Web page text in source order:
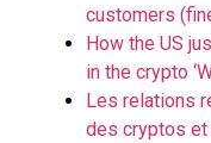
customers
How the US
in the crypto
Les relations
des cryptos